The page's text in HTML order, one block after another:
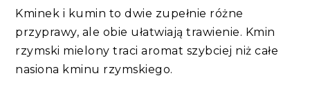
Kminek i kumin to dwie zupełnie różne
przyprawy, ale obie ułatwiają trawienie. Kmin
rzymski mielony traci aromat szybciej niż całe
nasiona kminu rzymskiego.